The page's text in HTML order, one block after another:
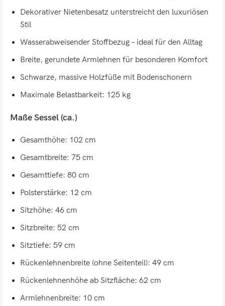
Dekorativer Nietenbesatz unterstreicht den luxuriösen
Stil
Wasserabweisender Stoffbezug – ideal für den Alltag
Breite, gerundete Armlehnen für besonderen Komfort
Schwarze, massive Holzfüße mit Bodenschonern
Maximale Belastbarkeit: 125 kg
Maße Sessel (ca.)
Gesamthöhe: 102 cm
Gesamtbreite: 75 cm
Gesamttiefe: 80 cm
Polsterstärke: 12 cm
Sitzhöhe: 46 cm
Sitzbreite: 52 cm
Sitztiefe: 59 cm
Rückenlehnenbreite (ohne Seitenteil): 49 cm
Rückenlehnenhöhe ab Sitzfläche: 62 cm
Armlehnenbreite: 10 cm